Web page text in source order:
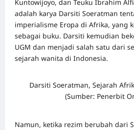
Kuntowijoyo, dan Teuku Ibrahim
adalah karya Darsiti Soeratman
imperialisme Eropa di Afrika, yang
sebagai buku. Darsiti kemudian
UGM dan menjadi salah satu dari
sejarah wanita di Indonesia.
Darsiti Soeratman, Sejarah
(Sumber: Penerbit
Namun, ketika rezim berubah dari